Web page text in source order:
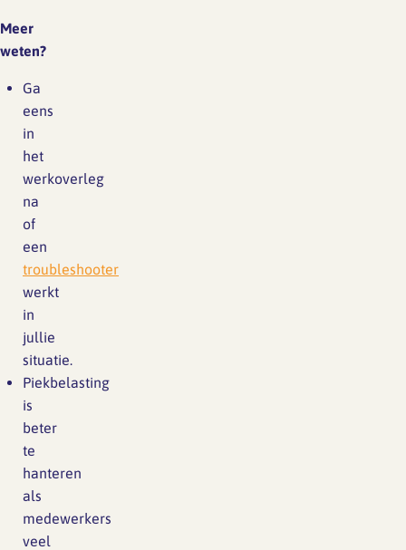
Meer
weten?
Ga
eens
in
het
werkoverleg
na
of
een
troubleshooter
werkt
in
jullie
situatie.
Piekbelasting
is
beter
te
hanteren
als
medewerkers
veel